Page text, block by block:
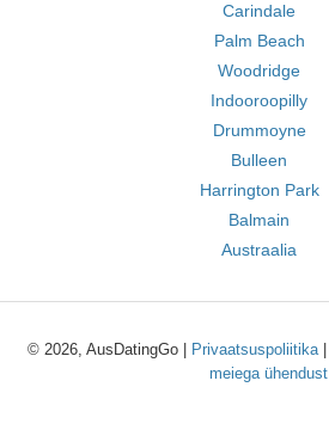
Carindale
Palm Beach
Woodridge
Indooroopilly
Drummoyne
Bulleen
Harrington Park
Balmain
Austraalia
© 2026, AusDatingGo | Privaatsuspoliitika|
meiega ühendust